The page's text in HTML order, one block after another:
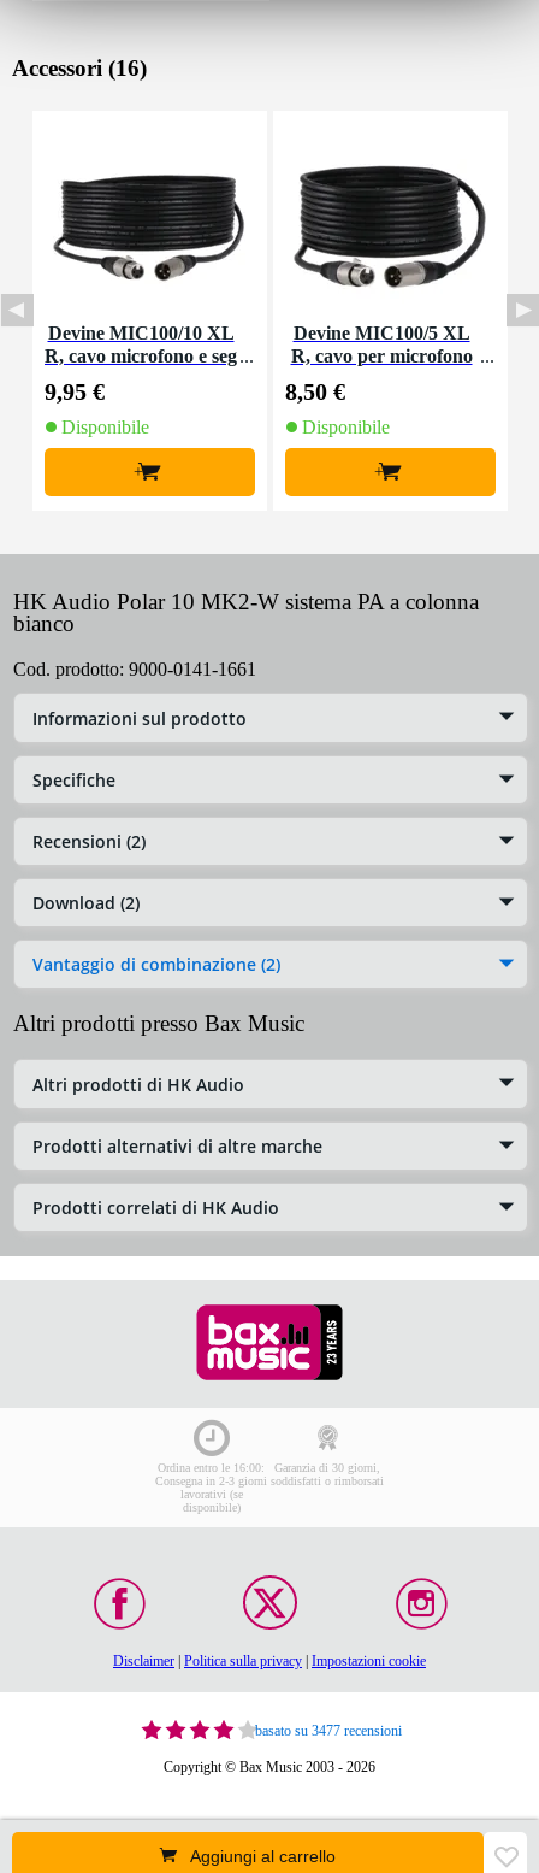
Accessori (16)
Devine MIC100/10 XL
R, cavo microfono e seg
9,95 €
Disponibile
+
Devine MIC100/5 XL
R, cavo per microfono
8,50 €
Disponibile
+
HK Audio Polar 10 MK2-W sistema PA a colonna
bianco
Cod. prodotto: 9000-0141-1661
Informazioni sul prodotto
Specifiche
Recensioni (2)
Download (2)
Vantaggio di combinazione (2)
Altri prodotti presso Bax Music
Altri prodotti di HK Audio
Prodotti alternativi di altre marche
Prodotti correlati di HK Audio
Aggiungi al carrello
Ordina entro le 16:00:
Consegna in 2-3 giorni
lavorativi (se
disponibile)
Garanzia di 30 giorni,
soddisfatti o rimborsati
Disclaimer Politica sulla privacy Impostazioni cookie
basato su 3477 recensioni
Copyright © Bax Music 2003 - 2026